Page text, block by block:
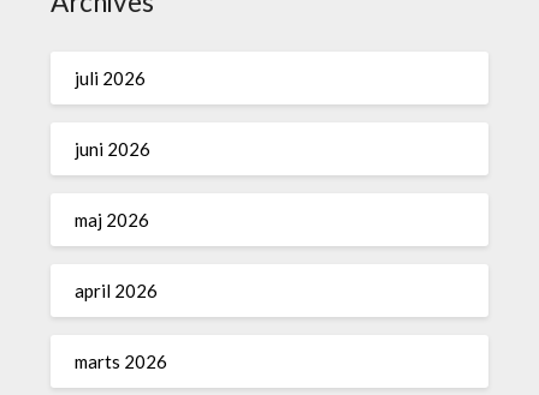
juli 2026
juni 2026
maj 2026
april 2026
marts 2026